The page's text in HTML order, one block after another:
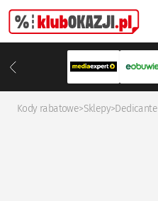
Kody rabatowe>Sklepy>Dedicante